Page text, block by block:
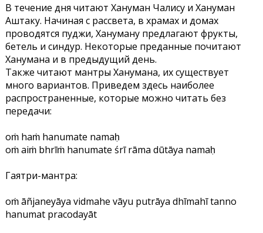
В течение дня читают Хануман Чалису и Хануман
Аштаку. Начиная с рассвета, в храмах и домах
проводятся пуджи, Хануману предлагают фрукты,
бетель и синдур. Некоторые преданные почитают
Ханумана и в предыдущий день.
Также читают мантры Ханумана, их существует
много вариантов. Приведем здесь наиболее
распространенные, которые можно читать без
передачи:
oṁ haṁ hanumate namaḥ
oṁ aiṁ bhrīṁ hanumate śrī rāma dūtāya namaḥ
Гаятри-мантра:
oṁ āñjaneyāya vidmahe vāyu putrāya dhīmahī tanno
hanumat pracodayāt